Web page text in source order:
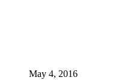
May 4, 2016